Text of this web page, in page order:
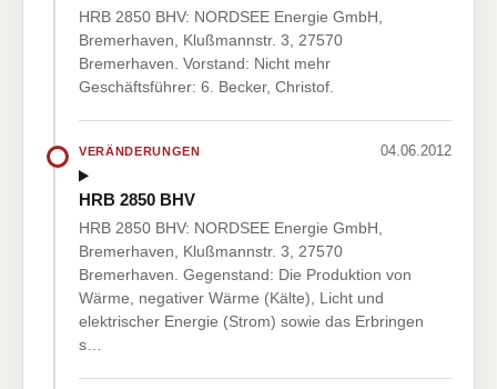
HRB 2850 BHV: NORDSEE Energie GmbH,
Bremerhaven, Klußmannstr. 3, 27570
Bremerhaven. Vorstand: Nicht mehr
Geschäftsführer: 6. Becker, Christof.
VERÄNDERUNGEN 04.06.2012
HRB 2850 BHV
HRB 2850 BHV: NORDSEE Energie GmbH,
Bremerhaven, Klußmannstr. 3, 27570
Bremerhaven. Gegenstand: Die Produktion von
Wärme, negativer Wärme (Kälte), Licht und
elektrischer Energie (Strom) sowie das Erbringen
s…